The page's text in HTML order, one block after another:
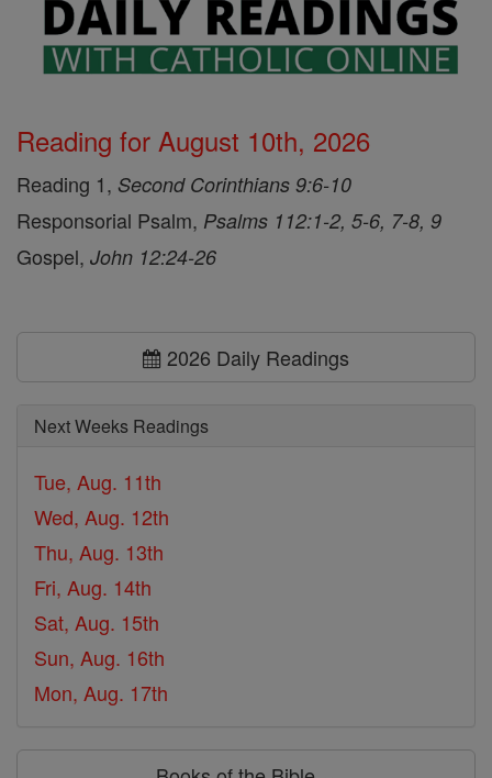
Reading for August 10th, 2026
Reading 1, Second Corinthians 9:6-10
Responsorial Psalm, Psalms 112:1-2, 5-6, 7-8, 9
Gospel, John 12:24-26
2026 Daily Readings
Next Weeks Readings
Tue, Aug. 11th
Wed, Aug. 12th
Thu, Aug. 13th
Fri, Aug. 14th
Sat, Aug. 15th
Sun, Aug. 16th
Mon, Aug. 17th